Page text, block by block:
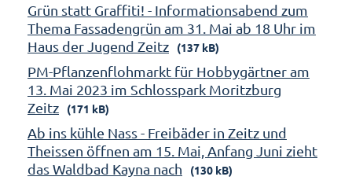
Grün statt Graffiti! - Informationsabend zum
Thema Fassadengrün am 31. Mai ab 18 Uhr im
Haus der Jugend Zeitz
(137 kB)
PM-Pflanzenflohmarkt für Hobbygärtner am
13. Mai 2023 im Schlosspark Moritzburg
Zeitz
(171 kB)
Ab ins kühle Nass - Freibäder in Zeitz und
Theissen öffnen am 15. Mai, Anfang Juni zieht
das Waldbad Kayna nach
(130 kB)